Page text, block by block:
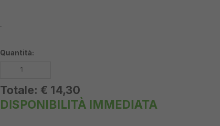
.
Quantità:
Totale: € 14,30
DISPONIBILITÀ IMMEDIATA